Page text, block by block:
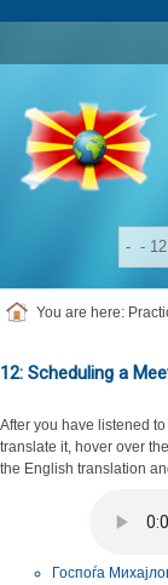
You are here:
12: Scheduling a
After you have listened
translate it, hover over
the English translation
Госпоѓа